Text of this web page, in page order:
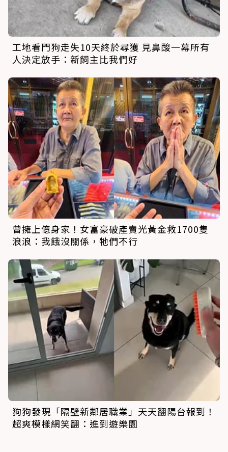
工地看門狗走失10天終於尋獲 見鼻酸一幕所有
人決定放手：新飼主比我們好
曾擁上億身家！女富豪破產賣光黃金救1700隻
浪浪：我餓沒關係，牠們不行
狗狗發現「隔壁新鄰居職業」天天翻陽台報到！
超爽模樣網笑翻：進到遊樂園